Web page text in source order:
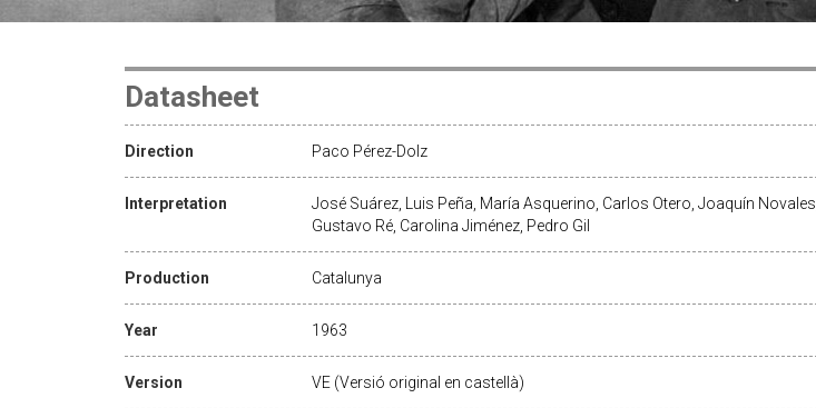
Datasheet
Direction Paco Pérez-Dolz
Interpretation
José Suárez, Luis Peña, María Asquerino, Carlos Otero, Joaquín Novales,
Gustavo Ré, Carolina Jiménez, Pedro Gil
Production Catalunya
Year 1963
Version VE (Versió original en castellà)